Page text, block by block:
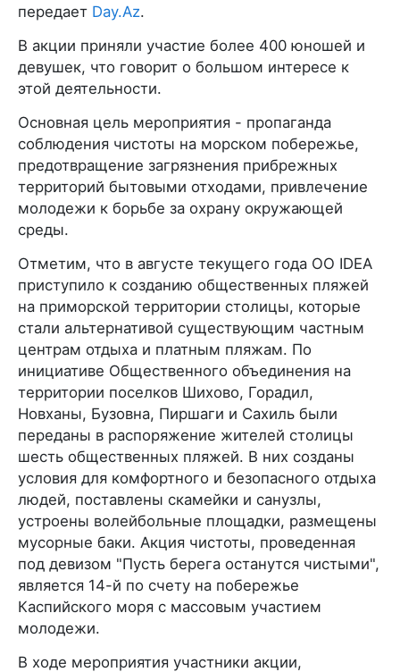
передает Day.Az.
В акции приняли участие более 400 юношей и
девушек, что говорит о большом интересе к
этой деятельности.
Основная цель мероприятия - пропаганда
соблюдения чистоты на морском побережье,
предотвращение загрязнения прибрежных
территорий бытовыми отходами, привлечение
молодежи к борьбе за охрану окружающей
среды.
Отметим, что в августе текущего года ОО IDEA
приступило к созданию общественных пляжей
на приморской территории столицы, которые
стали альтернативой существующим частным
центрам отдыха и платным пляжам. По
инициативе Общественного объединения на
территории поселков Шихово, Горадил,
Новханы, Бузовна, Пиршаги и Сахиль были
переданы в распоряжение жителей столицы
шесть общественных пляжей. В них созданы
условия для комфортного и безопасного отдыха
людей, поставлены скамейки и санузлы,
устроены волейбольные площадки, размещены
мусорные баки. Акция чистоты, проведенная
под девизом "Пусть берега останутся чистыми",
является 14-й по счету на побережье
Каспийского моря с массовым участием
молодежи.
В ходе мероприятия участники акции,